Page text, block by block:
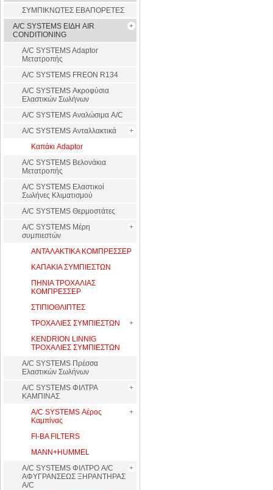
ΣΥΜΠΙΚΝΩΤΕΣ ΕΒΑΠΟΡΕΤΕΣ
A/C SYSTEMS ΕΙΔΗ AIR
CONDITIONING
A/C SYSTEMS Adaptor
Μετατροπής
A/C SYSTEMS FREON R134
A/C SYSTEMS Ακροφύσια
Ελαστικών Σωλήνων
A/C SYSTEMS Αναλώσιμα A/C
A/C SYSTEMS Ανταλλακτικά
Καπάκι Adaptor
A/C SYSTEMS Βελονάκια
Μετατροπής
A/C SYSTEMS Ελαστικοί
Σωλήνες Κλιματισμού
A/C SYSTEMS Θερμοστάτες
A/C SYSTEMS Μέρη
συμπιεστών
ΑΝΤΑΛΑΚΤΙΚΑ ΚΟΜΠΡΕΣΣΕΡ
ΚΑΠΑΚΙΑ ΣΥΜΠΙΕΣΤΩΝ
ΠΗΝΙΑ ΤΡΟΧΑΛΙΑΣ
ΚΟΜΠΡΕΣΣΕΡ
ΣΤΙΠΙΟΘΛΙΠΤΕΣ
ΤΡΟΧΑΛΙΕΣ ΣΥΜΠΙΕΣΤΩΝ
KENDRION LINNIG
ΤΡΟΧΑΛΙΕΣ ΣΥΜΠΙΕΣΤΩΝ
A/C SYSTEMS Πρέσσα
Ελαστικών Σωλήνων
A/C SYSTEMS ΦΙΛΤΡΑ
ΚΑΜΠΙΝΑΣ
A/C SYSTEMS Αέρος
Καμπίνας
FI-BA FILTERS
MANN+HUMMEL
A/C SYSTEMS ΦΙΛΤΡΟ A/C
ΑΦΥΓΡΑΝΣΕΩΣ ΞΗΡΑΝΤΗΡΑΣ
A/C